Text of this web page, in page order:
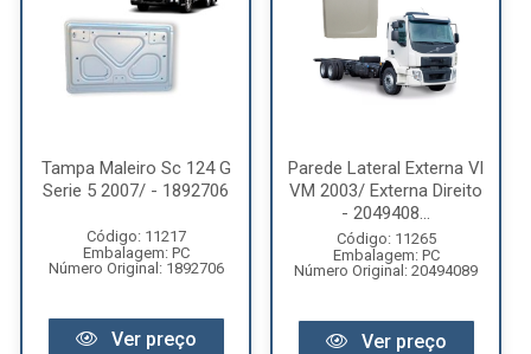
Tampa Maleiro Sc 124 G
Serie 5 2007/ - 1892706
Código: 11217
Embalagem: PC
Número Original: 1892706
Ver preço
Parede Lateral Externa Vl
VM 2003/ Externa Direito
- 2049408...
Código: 11265
Embalagem: PC
Número Original: 20494089
Ver preço